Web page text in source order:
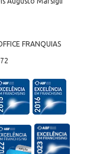
FRANQUIAS